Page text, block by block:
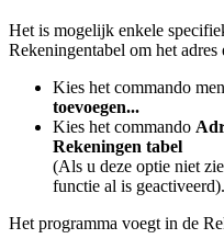
Het is mogelijk enkele
Rekeningentabel om het
Kies het commando
toevoegen...
Kies het commando
Rekeningen tabel
(Als u deze optie niet
functie al is geactiveerd).
Het programma voegt in de